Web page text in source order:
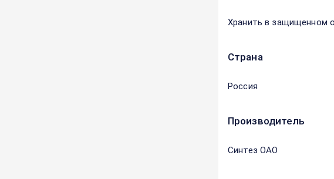
Хранить в защищенном
Страна
Россия
Производитель
Синтез ОАО